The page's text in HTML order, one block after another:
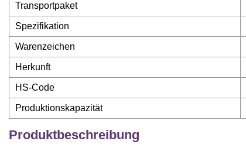
Transportpaket
Spezifikation
Warenzeichen
Herkunft
HS-Code
Produktionskapazität
Produktbeschreibung